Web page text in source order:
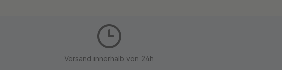
Versand innerhalb von 24h